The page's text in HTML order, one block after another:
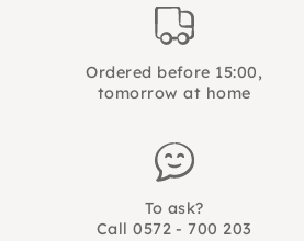
bevat voldoende schmink
gezichten te schminken.
Ordered before 15:00,
tomorrow at home
To ask?
Call 0572 - 700 203